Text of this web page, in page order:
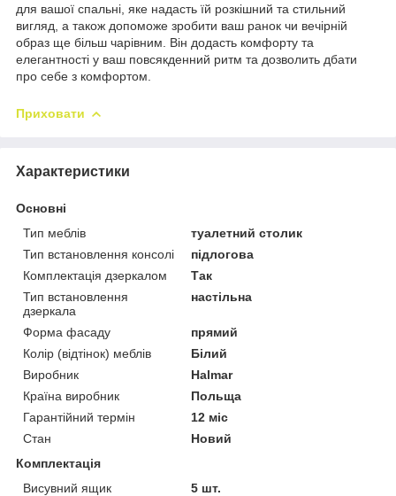
для вашої спальні, яке надасть їй розкішний та стильний
вигляд, а також допоможе зробити ваш ранок чи вечірній
образ ще більш чарівним. Він додасть комфорту та
елегантності у ваш повсякденний ритм та дозволить дбати
про себе з комфортом.
Приховати
Характеристики
Основні
Тип меблів
туалетний столик
Тип встановлення консолі
підлогова
Комплектація дзеркалом
Так
Тип встановлення
дзеркала
настільна
Форма фасаду
прямий
Колір (відтінок) меблів
Білий
Виробник
Halmar
Країна виробник
Польща
Гарантійний термін
12 міс
Стан
Новий
Комплектація
Висувний ящик
5 шт.